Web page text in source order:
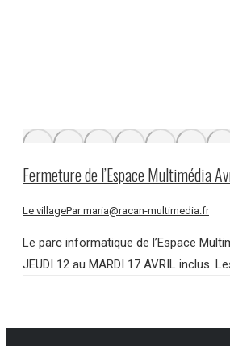
Fermeture de l’Espace Multimédia
Le villageParmaria@racan-multimedia.fr
Le parc informatique de l’Espace
JEUDI 12 au MARDI 17 AVRIL inclus.